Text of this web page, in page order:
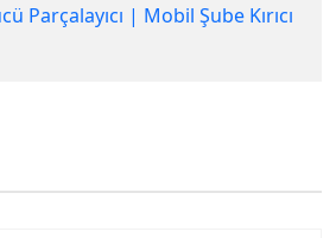
Parçalayıcı | Mobil Şube Kırıcı